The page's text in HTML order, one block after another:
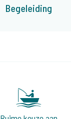
Begeleiding